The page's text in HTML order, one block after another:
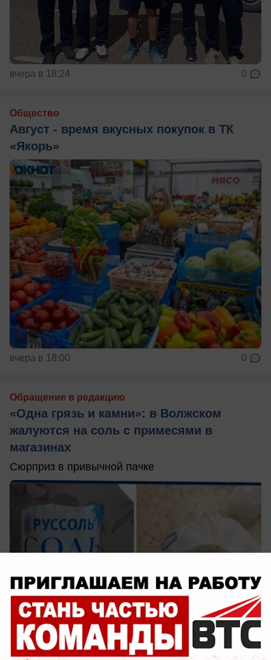
вчера в 18:24 0
Общество
Август - время вкусных покупок в ТК
«Якорь»
вчера в 18:00 0
Обращение в редакцию
«Одна грязь и камни»: в Волжском
жалуются на соль с примесями в
магазинах
Сюрприз в привычной пачке